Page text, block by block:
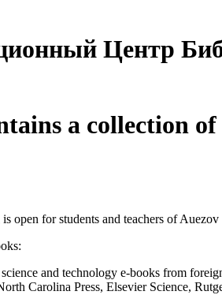
Центр
a collection
open for students and teachers of
and technology e-books from
Carolina Press, Elsevier Science,